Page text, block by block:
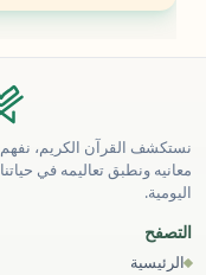
نستكشف القرآن الكريم، نفهم
معانيه ونطبق تعاليمه في حياتنا
اليومية.
التصفح
الرئيسية